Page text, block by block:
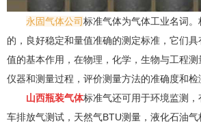
永固气体公司标准气体为气体工业名词
的，良好稳定和量值准确的测定标准，它们
值的基本作用，在物理，化学，生物与工程
仪器和测量过程，评价测量方法的准确度和检
山西瓶装气体标准气还可用于环境监测
车排放气测试，天然气BTU测量，液化石油